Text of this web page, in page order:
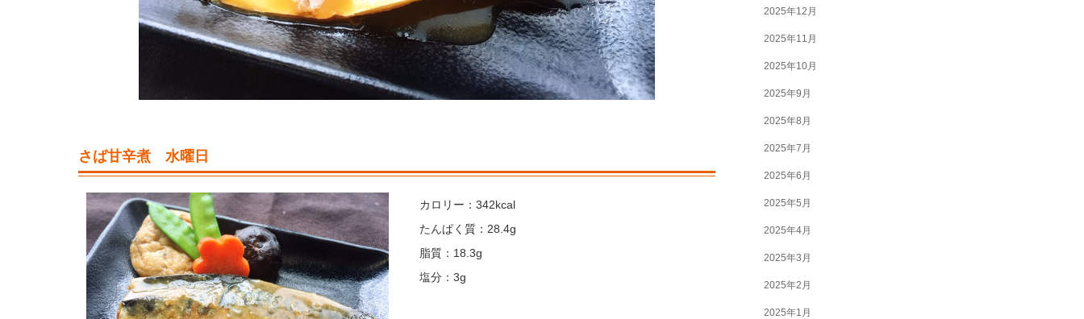
さば甘辛煮 水曜日
カロリー：342kcal
たんぱく質：28.4g
脂質：18.3g
塩分：3g
2025年12月
2025年11月
2025年10月
2025年9月
2025年8月
2025年7月
2025年6月
2025年5月
2025年4月
2025年3月
2025年2月
2025年1月